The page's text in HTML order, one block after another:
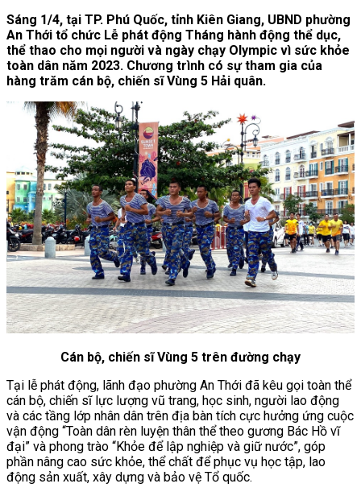
Sáng 1/4, tại TP. Phú Quốc, tỉnh Kiên Giang, UBND phường
An Thới tổ chức Lễ phát động Tháng hành động thể dục,
thể thao cho mọi người và ngày chạy Olympic vì sức khỏe
toàn dân năm 2023. Chương trình có sự tham gia của
hàng trăm cán bộ, chiến sĩ Vùng 5 Hải quân.
Cán bộ, chiến sĩ Vùng 5 trên đường chạy
Tại lễ phát động, lãnh đạo phường An Thới đã kêu gọi toàn thể
cán bộ, chiến sĩ lực lượng vũ trang, học sinh, người lao động
và các tầng lớp nhân dân trên địa bàn tích cực hưởng ứng cuộc
vận động “Toàn dân rèn luyện thân thể theo gương Bác Hồ vĩ
đại” và phong trào “Khỏe để lập nghiệp và giữ nước”, góp
phần nâng cao sức khỏe, thể chất để phục vụ học tập, lao
động sản xuất, xây dựng và bảo vệ Tổ quốc.